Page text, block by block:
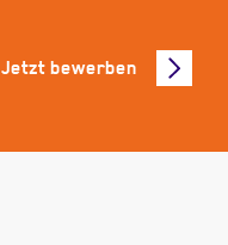
Jetzt bewerben